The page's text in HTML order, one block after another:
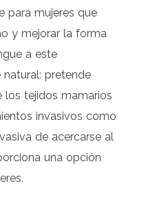
para mujeres que
y mejorar la forma
a este
pretende
los tejidos mamarios
invasivos como
de acercarse al
una opción